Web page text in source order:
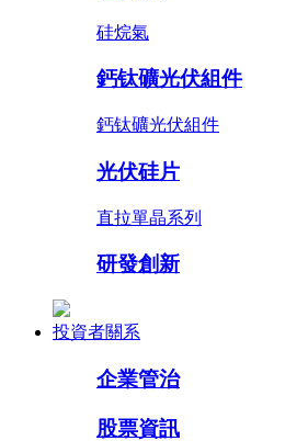
硅烷氣
鈣钛礦光伏組件
鈣钛礦光伏組件
光伏硅片
直拉單晶系列
研發創新
投資者關系
企業管治
股票資訊